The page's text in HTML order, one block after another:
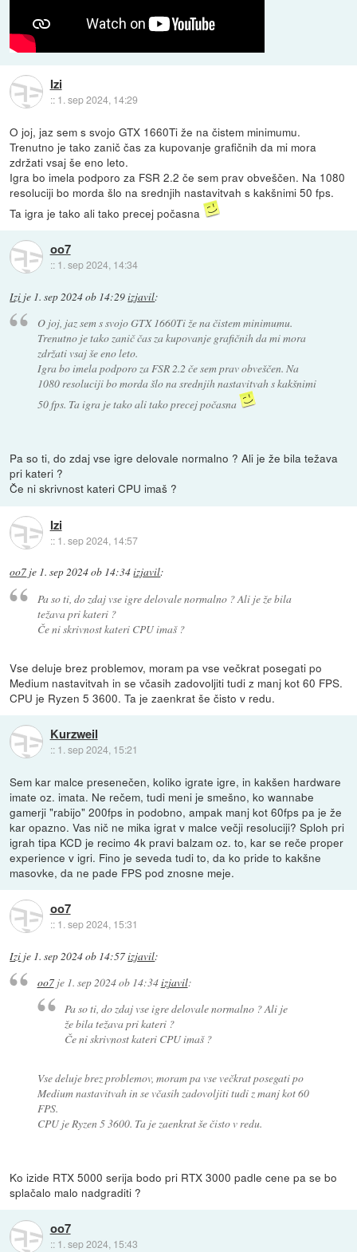
Izi
:: 1. sep 2024, 14:29
O joj, jaz sem s svojo GTX 1660Ti že na čistem minimumu.
Trenutno je tako zanič čas za kupovanje grafičnih da mi mora
zdržati vsaj še eno leto.
Igra bo imela podporo za FSR 2.2 če sem prav obveščen. Na 1080
resoluciji bo morda šlo na srednjih nastavitvah s kakšnimi 50 fps.
Ta igra je tako ali tako precej počasna
oo7
:: 1. sep 2024, 14:34
Izi je 1. sep 2024 ob 14:29izjavil:
O joj, jaz sem s svojo GTX 1660Ti že na čistem minimumu.
Trenutno je tako zanič čas za kupovanje grafičnih da mi mora
zdržati vsaj še eno leto.
Igra bo imela podporo za FSR 2.2 če sem prav obveščen. Na
1080 resoluciji bo morda šlo na srednjih nastavitvah s kakšnimi
50 fps. Ta igra je tako ali tako precej počasna
Pa so ti, do zdaj vse igre delovale normalno ? Ali je že bila težava
pri kateri ?
Če ni skrivnost kateri CPU imaš ?
Izi
:: 1. sep 2024, 14:57
oo7 je 1. sep 2024 ob 14:34izjavil:
Pa so ti, do zdaj vse igre delovale normalno ? Ali je že bila
težava pri kateri ?
Če ni skrivnost kateri CPU imaš ?
Vse deluje brez problemov, moram pa vse večkrat posegati po
Medium nastavitvah in se včasih zadovoljiti tudi z manj kot 60 FPS.
CPU je Ryzen 5 3600. Ta je zaenkrat še čisto v redu.
Kurzweil
:: 1. sep 2024, 15:21
Sem kar malce presenečen, koliko igrate igre, in kakšen hardware
imate oz. imata. Ne rečem, tudi meni je smešno, ko wannabe
gamerji "rabijo" 200fps in podobno, ampak manj kot 60fps pa je že
kar opazno. Vas nič ne mika igrat v malce večji resoluciji? Sploh pri
igrah tipa KCD je recimo 4k pravi balzam oz. to, kar se reče proper
experience v igri. Fino je seveda tudi to, da ko pride to kakšne
masovke, da ne pade FPS pod znosne meje.
oo7
:: 1. sep 2024, 15:31
Izi je 1. sep 2024 ob 14:57izjavil:
oo7je 1. sep 2024 ob 14:34izjavil:
Pa so ti, do zdaj vse igre delovale normalno ? Ali je
že bila težava pri kateri ?
Če ni skrivnost kateri CPU imaš ?
Vse deluje brez problemov, moram pa vse večkrat posegati po
Medium nastavitvah in se včasih zadovoljiti tudi z manj kot 60
FPS.
CPU je Ryzen 5 3600. Ta je zaenkrat še čisto v redu.
Ko izide RTX 5000 serija bodo pri RTX 3000 padle cene pa se bo
splačalo malo nadgraditi ?
oo7
:: 1. sep 2024, 15:43